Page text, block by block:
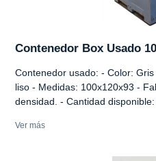
Contenedor Box Usado
Contenedor usado: - Color:
liso - Medidas: 100x120x93 -
densidad. - Cantidad
Ver más